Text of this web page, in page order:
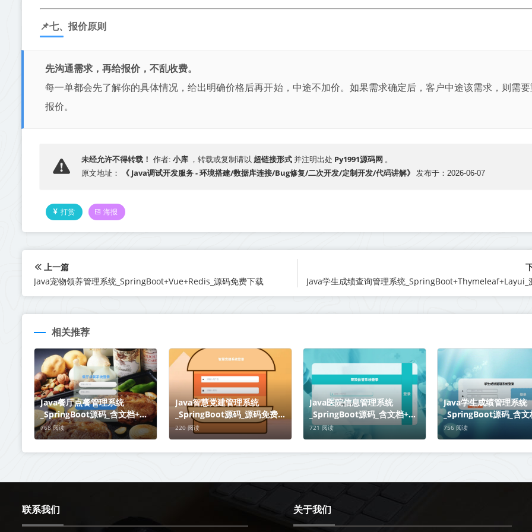
📌七、报价原则
先沟通需求，再给报价，不乱收费。
每一单都会先了解你的具体情况，给出明确价格后再开始，中途不加价。如果需求确定后，客户中途该需求，则需
报价。
未经允许不得转载！ 作者: 小库 ，转载或复制请以 超链接形式 并注明出处 Py1991源码网 。
原文地址：
《 Java调试开发服务 - 环境搭建/数据库连接/Bug修复/二次开发/定制开发/代码讲解》 发布于：2026-06-07
打赏 海报
上一篇
Java宠物领养管理系统_SpringBoot+Vue+Redis_源码免费下载
相关推荐
Java餐厅点餐管理系统
_SpringBoot源码_含文档+远
程部署服务
768 阅读
Java智慧党建管理系统
_SpringBoot源码_源码免费下
载
220 阅读
Java医院信息管理系统
_SpringBoot源码_含文档+远
程部署服务
721 阅读
Java学生成绩管理系统
_SpringBoot源码_含文
程部署服务
756 阅读
联系我们 关于我们